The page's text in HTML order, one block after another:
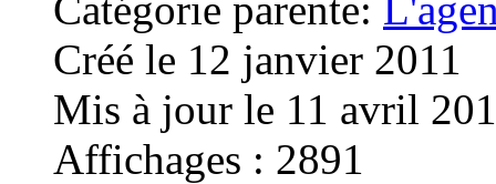
Créé le 12 janvier 2011
Mis à jour le 11 avril
Affichages : 2891